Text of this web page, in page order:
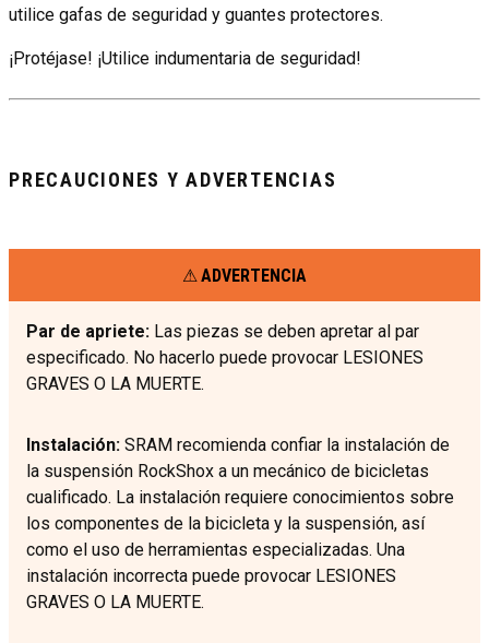
utilice gafas de seguridad y guantes protectores.
¡Protéjase! ¡Utilice indumentaria de seguridad!
PRECAUCIONES Y ADVERTENCIAS
ADVERTENCIA
Par de apriete: Las piezas se deben apretar al par
especificado. No hacerlo puede provocar LESIONES
GRAVES O LA MUERTE.
Instalación: SRAM recomienda confiar la instalación de
la suspensión RockShox a un mecánico de bicicletas
cualificado. La instalación requiere conocimientos sobre
los componentes de la bicicleta y la suspensión, así
como el uso de herramientas especializadas. Una
instalación incorrecta puede provocar LESIONES
GRAVES O LA MUERTE.